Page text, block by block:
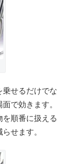
乗せるだけでな
で効きます。
順番に扱える
せます。